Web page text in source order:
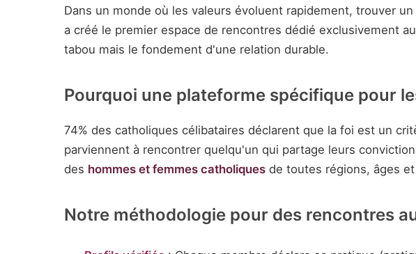
Dans un monde où les valeurs évoluent rapidement, trouver
a créé le premier espace de rencontres dédié exclusivement
tabou mais le fondement d'une relation durable.
Pourquoi une plateforme spécifique pour
74% des catholiques célibataires déclarent que la foi est un
parviennent à rencontrer quelqu'un qui partage leurs
des hommes et femmes catholiques de toutes régions, âges
Notre méthodologie pour des rencontres